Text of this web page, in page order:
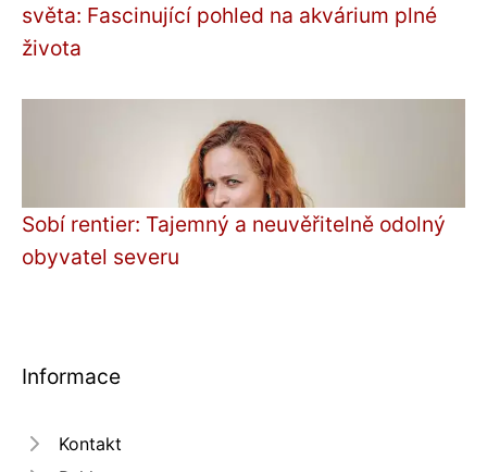
světa: Fascinující pohled na akvárium plné
života
Sobí rentier: Tajemný a neuvěřitelně odolný
obyvatel severu
Informace
Kontakt